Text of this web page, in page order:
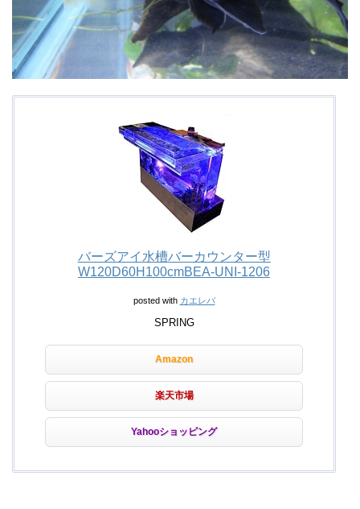
バーズアイ水槽バーカウンター型
W120D60H100cmBEA-UNI-1206
posted with カエレバ
SPRING
Amazon
楽天市場
Yahooショッピング